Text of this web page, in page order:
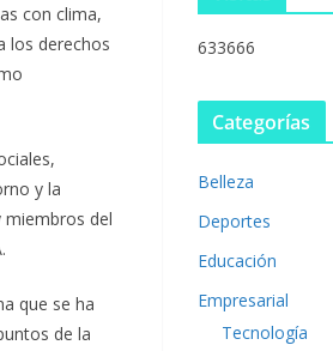
con clima,
los derechos
y la
miembros del
que se ha
de la
633666
Categorías
Belleza
Deportes
Educación
Empresarial
Tecnología